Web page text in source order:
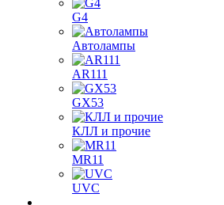
G4
Автолампы
AR111
GX53
КЛЛ и прочие
MR11
UVC